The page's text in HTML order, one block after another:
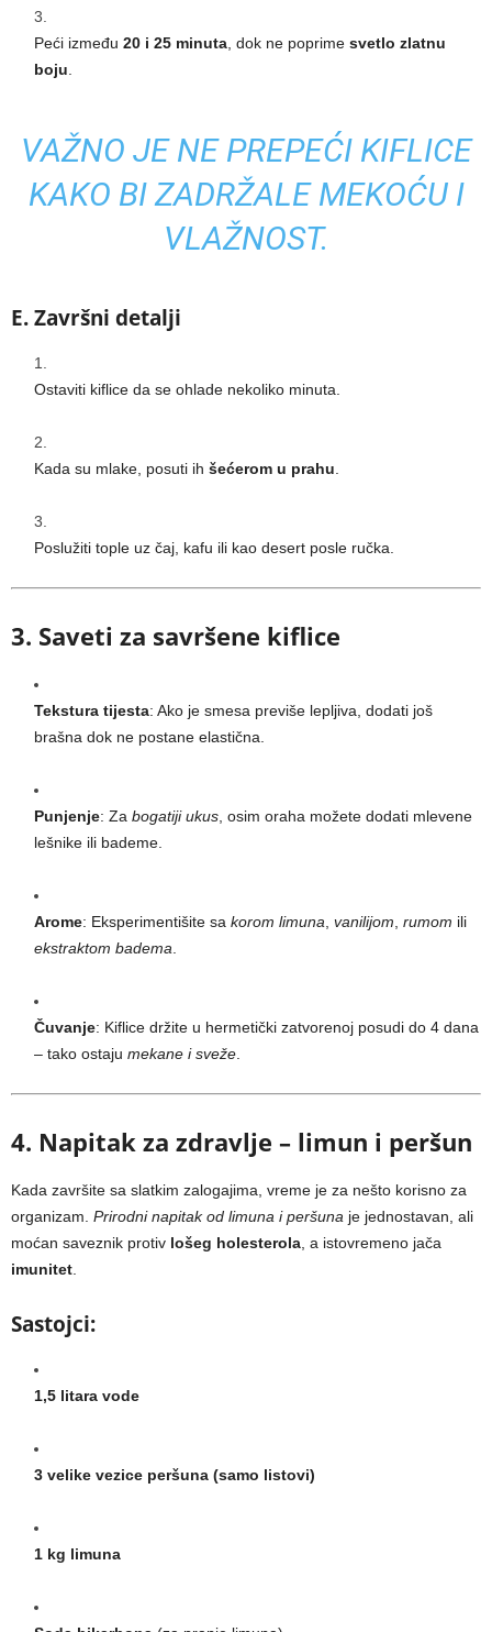
Peći između 20 i 25 minuta , dok ne poprime svetlo zlatnu
boju
VAŽNO JE NE PREPEĆI KIFLICE
KAKO BI ZADRŽALE MEKOĆU I
VLAŽNOST.
E. Završni detalji
Ostaviti kiflice da se ohlade nekoliko minuta.
Kada su mlake, posuti ih šećerom u prahu
Poslužiti tople uz čaj, kafu ili kao desert posle ručka.
3. Saveti za savršene kiflice
Tekstura tijesta: Ako je smesa previše lepljiva, dodati još
brašna dok ne postane elastična.
Punjenje: Za bogatiji ukus , osim oraha možete dodati mlevene
lešnike ili bademe.
Arome: Eksperimentišite sa korom limuna vanilijom rumom ili
ekstraktom badema
Čuvanje: Kiflice držite u hermetički zatvorenoj posudi do 4 dana
– tako ostaju mekane i sveže
4. Napitak za zdravlje – limun i peršun
Kada završite sa slatkim zalogajima, vreme je za nešto korisno za
organizam. Prirodni napitak od limuna i peršuna je jednostavan, ali
moćan saveznik protiv lošeg holesterola , a istovremeno jača
imunitet
Sastojci:
1,5 litara vode
3 velike vezice peršuna (samo listovi)
1 kg limuna